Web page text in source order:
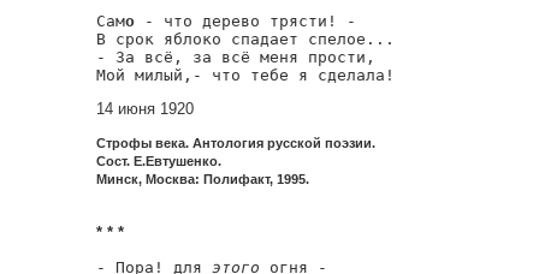
Самo - что дерево трясти! -
В срок яблоко спадает спелое...
- За всё, за всё меня прости,
Мой милый,- что тебе я сделала!
14 июня 1920
Строфы века. Антология русской поэзии.
Сост. Е.Евтушенко.
Минск, Москва: Полифакт, 1995.
* * *
- Пора! для этого огня -